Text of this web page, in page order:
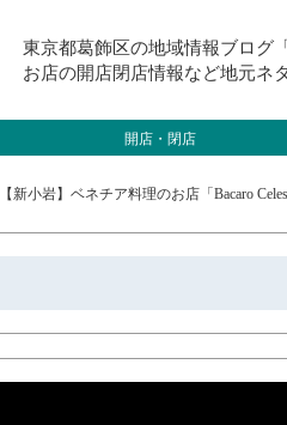
東京都葛飾区の地域情報ブログ
お店の開店閉店情報など地元ネ
開店・閉店
【新小岩】ベネチア料理のお店「Bacaro